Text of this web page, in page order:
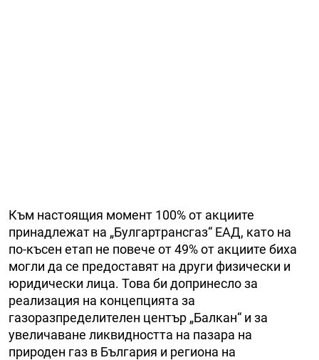
Към настоящия момент 100% от акциите
принадлежат на „Булгартрансгаз“ ЕАД, като на
по-късен етап не повече от 49% от акциите биха
могли да се предоставят на други физически и
юридически лица. Това би допринесло за
реализация на концепцията за
газоразпределителен център „Балкан“ и за
увеличаване ликвидността на пазара на
природен газ в България и региона на